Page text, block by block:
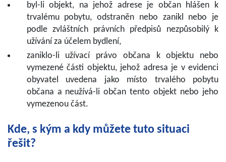
byl-li objekt, na jehož adrese je občan hlášen k
trvalému pobytu, odstraněn nebo zanikl nebo je
podle zvláštních právních předpisů nezpůsobilý k
užívání za účelem bydlení,
zaniklo-li užívací právo občana k objektu nebo
vymezené části objektu, jehož adresa je v evidenci
obyvatel uvedena jako místo trvalého pobytu
občana a neužívá-li občan tento objekt nebo jeho
vymezenou část.
Kde, s kým a kdy můžete tuto situaci
řešit?